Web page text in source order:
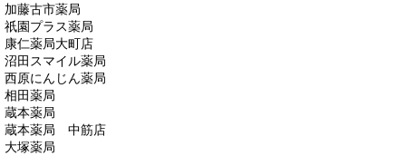
加藤古市薬局
祇園プラス薬局
康仁薬局大町店
沼田スマイル薬局
西原にんじん薬局
相田薬局
蔵本薬局
蔵本薬局 中筋店
大塚薬局